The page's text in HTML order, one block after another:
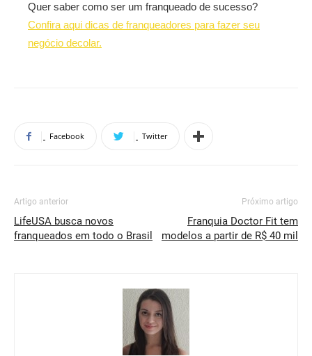
Quer saber como ser um franqueado de sucesso?
Confira aqui dicas de franqueadores para fazer seu
negócio decolar.
Facebook Twitter
Artigo anterior
LifeUSA busca novos
franqueados em todo o Brasil
Próximo artigo
Franquia Doctor Fit tem
modelos a partir de R$ 40 mil